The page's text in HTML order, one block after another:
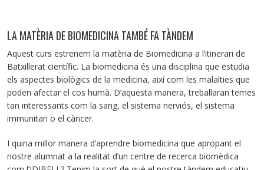
LA MATÈRIA DE BIOMEDICINA TAMBÉ FA TÀNDEM
Aquest curs estrenem la matèria de Biomedicina a l’itinerari de
Batxillerat científic. La biomedicina és una disciplina que estudia
els aspectes biològics de la medicina, així com les malalties que
poden afectar el cos humà. D’aquesta manera, treballaran temes
tan interessants com la sang, el sistema nerviós, el sistema
immunitari o el càncer.
I quina millor manera d’aprendre biomedicina que apropant el
nostre alumnat a la realitat d’un centre de recerca biomèdica